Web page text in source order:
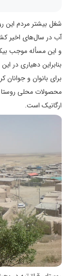
شغل بیشتر مردم این
آب در سال‌های اخیر
و این مسأله موجب
بنابراین دهیاری در
برای بانوان و
محصولات محلی روستا
ارگانیک است.